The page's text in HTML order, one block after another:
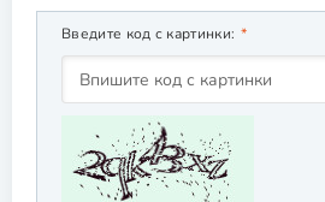
Введите код с картинки: